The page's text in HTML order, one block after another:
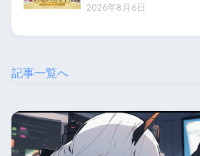
2026年8月6日
記事一覧へ